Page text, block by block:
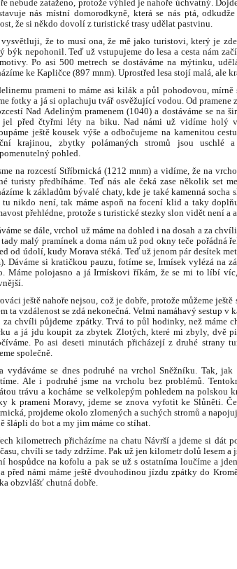
nebude zataženo, protože výhled je nahoře úchvatný.
nás místní domorodkyně, která se nás ptá,
že si někdo dovolí z turistické trasy udělat pastvinu.
vysvětluji, že to musí ona, že mě jako turistovi, který je
býk nepohonil. Teď už vstupujeme do lesa a cesta nám
Po asi 500 metrech se dostáváme na mýtinku,
ke Kapličce (897 mnm). Uprostřed lesa stojí malá, ale
prameni to máme asi kilák a půl pohodovou,
fotky a já si oplachuju tvář osvěžující vodou. Od pramene
Nad Adeliným pramenem (1040) a dostáváme se na
jel před čtyřmi léty na biku. Nad námi už vidíme holý
ještě kousek výše a odbočujeme na kamenitou
krajinou, zbytky polámaných stromů jsou
pohled.
na rozcestí Stříbrnická (1212 mnm) a vidíme, že na
turisty předbíháme. Teď nás ale čeká zase několik set
k základům bývalé chaty, kde je také kamenná
nikdo není, tak máme aspoň na focení klid a taky
přehlédne, protože s turistické stezky slon vidět není a
se dále, vrchol už máme na dohled i na dosah a za
malý pramínek a doma nám už pod okny teče pořádná
od údolí, kudy Morava stéká. Teď už jenom pár desítek
Dáváme si kratičkou pauzu, fotíme se, Irmísek vylézá na
Máme polojasno a já Irmískovi říkám, že se mi to líbí
ještě nahoře nejsou, což je dobře, protože můžeme
ta vzdálenost se zdá nekonečná. Velmi namáhavý sestup
za chvíli půjdeme zpátky. Trvá to půl hodinky, než máme
a já jdu koupit za zbytek Zlotých, které mi zbyly, dvě
Po asi deseti minutách přicházejí z druhé strany
společně.
vydáváme se dnes podruhé na vrchol Sněžníku. Tak,
Ale i podruhé jsme na vrcholu bez problémů.
trávu a kocháme se velkolepým pohledem na polskou
k prameni Moravy, jdeme se znova vyfotit ke Slůněti.
projdeme okolo zlomených a suchých stromů a
šlápli do bot a my jim máme co stíhat.
kilometrech přicházíme na chatu Návrší a jdeme si dát
chvíli se tady zdržíme. Pak už jen kilometr dolů lesem
hospůdce na kofolu a pak se už s ostatníma loučíme a
před námi máme ještě dvouhodinou jízdu zpátky do
obzvlášť chutná dobře.